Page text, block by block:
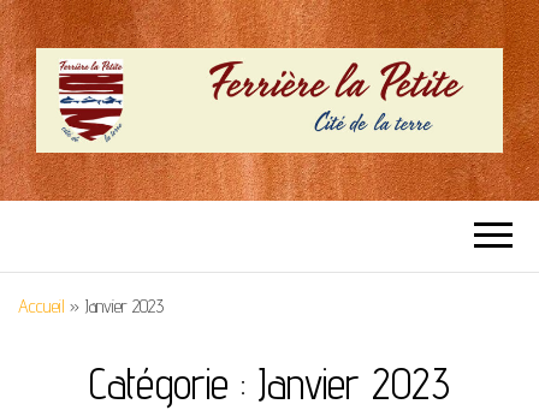
SITE OFFICIEL –
FERRIERE LA
PETITE
Cité de la terre
Accueil » Janvier 2023
Catégorie : Janvier 2023